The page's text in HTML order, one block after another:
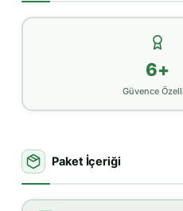
6+
Güvence
Paket İçeriği